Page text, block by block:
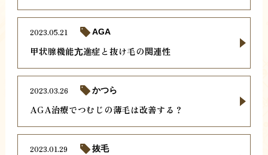
甲状腺機能亢進症と抜け毛の関連性
2023.05.21 AGA
AGA治療でつむじの薄毛は改善する？
2023.03.26 かつら
2023.01.29 抜毛